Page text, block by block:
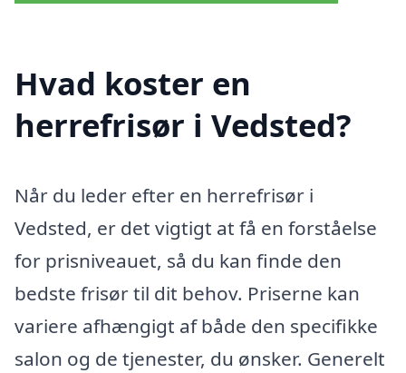
Hvad koster en
herrefrisør i Vedsted?
Når du leder efter en herrefrisør i
Vedsted, er det vigtigt at få en forståelse
for prisniveauet, så du kan finde den
bedste frisør til dit behov. Priserne kan
variere afhængigt af både den specifikke
salon og de tjenester, du ønsker. Generelt